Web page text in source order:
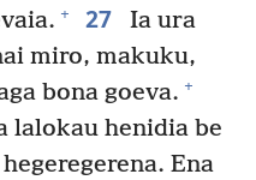
+ 27
Ia ura
miro, makuku,
bona goeva. +
lalokau henidia be
Ena